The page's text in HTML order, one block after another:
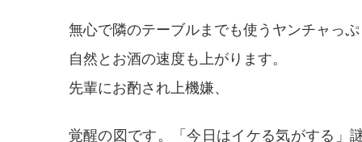
無心で隣のテーブルまでも使うヤンチャっ
自然とお酒の速度も上がります。
先輩にお酌され上機嫌、
覚醒の図です。「今日はイケる気がする」